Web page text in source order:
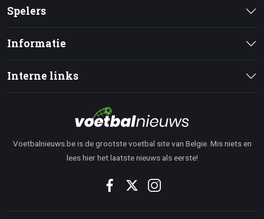
Spelers
Informatie
Interne links
Voetbalnieuws.be is de grootste voetbal site van Belgie. Mis niets en
lees hier het laatste nieuws als eerste!